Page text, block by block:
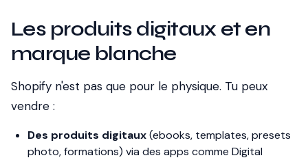
Les produits digitaux et en
marque blanche
Shopify n'est pas que pour le physique. Tu peux
vendre :
Des produits digitaux(ebooks, templates, presets
photo, formations) via des apps comme Digital